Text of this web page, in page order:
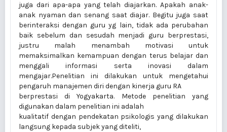
juga dari apa-apa yang telah diajarkan. Apakah anak-
anak nyaman dan senang saat diajar. Begitu juga saat
berinteraksi dengan guru yg lain, tidak ada perubahan
baik sebelum dan sesudah menjadi guru berprestasi,
justru malah menambah motivasi untuk
memaksimalkan kemampuan dengan terus belajar dan
menggali informasi serta inovasi dalam
mengajar.Penelitian ini dilakukan untuk mengetahui
pengaruh manajemen diri dengan kinerja guru RA
berprestasi di Yogyakarta. Metode penelitian yang
digunakan dalam penelitian ini adalah
kualitatif dengan pendekatan psikologis yang dilakukan
langsung kepada subjek yang diteliti,